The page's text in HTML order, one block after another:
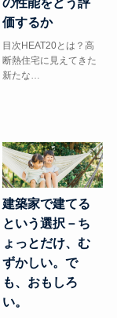
の性能をどう評
価するか
目次HEAT20とは？高
断熱住宅に見えてきた
新たな…
建築家で建てる
という選択－ち
ょっとだけ、む
ずかしい。で
も、おもしろ
い。